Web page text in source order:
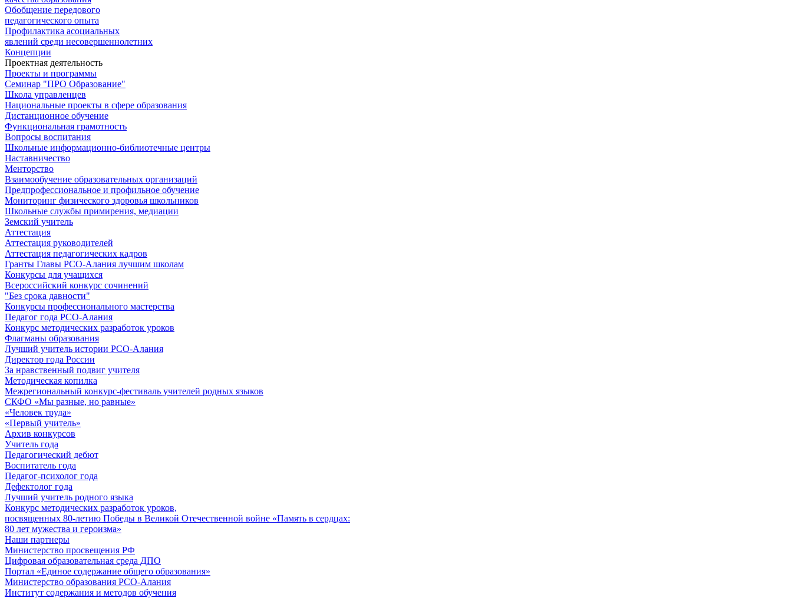
Обобщение передового
педагогического опыта
Профилактика асоциальных
явлений среди несовершеннолетних
Концепции
Проектная деятельность
Проекты и программы
Семинар "ПРО Образование"
Школа управленцев
Национальные проекты в сфере образования
Дистанционное обучение
Функциональная грамотность
Вопросы воспитания
Школьные информационно-библиотечные центры
Наставничество
Менторство
Взаимообучение образовательных организаций
Предпрофессиональное и профильное обучение
Мониторинг физического здоровья школьников
Школьные службы примирения, медиации
Земский учитель
Аттестация
Аттестация руководителей
Аттестация педагогических кадров
Гранты Главы РСО-Алания лучшим школам
Конкурсы для учащихся
Всероссийский конкурс сочинений
"Без срока давности"
Конкурсы профессионального мастерства
Педагог года РСО-Алания
Конкурс методических разработок уроков
Флагманы образования
Лучший учитель истории РСО-Алания
Директор года России
За нравственный подвиг учителя
Методическая копилка
Межрегиональный конкурс-фестиваль учителей родных языков
СКФО «Мы разные, но равные»
«Человек труда»
«Первый учитель»
Архив конкурсов
Учитель года
Педагогический дебют
Воспитатель года
Педагог-психолог года
Дефектолог года
Лучший учитель родного языка
Конкурс методических разработок уроков,
посвященных 80-летию Победы в Великой Отечественной войне «Память в сердцах:
80 лет мужества и героизма»
Наши партнеры
Министерство просвещения РФ
Цифровая образовательная среда ДПО
Портал «Единое содержание общего образования»
Министерство образования РСО-Алания
Институт содержания и методов обучения